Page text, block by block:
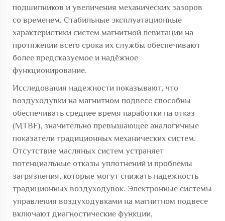
подшипников и увеличения механических зазоров
со временем. Стабильные эксплуатационные
характеристики систем магнитной левитации на
протяжении всего срока их службы обеспечивают
более предсказуемое и надёжное
функционирование.
Исследования надежности показывают, что
воздуходувки на магнитном подвесе способны
обеспечивать среднее время наработки на отказ
(MTBF), значительно превышающее аналогичные
показатели традиционных механических систем.
Отсутствие масляных систем устраняет
потенциальные отказы уплотнений и проблемы
загрязнения, которые могут снижать надежность
традиционных воздуходувок. Электронные системы
управления воздуходувками на магнитном подвесе
включают диагностические функции,